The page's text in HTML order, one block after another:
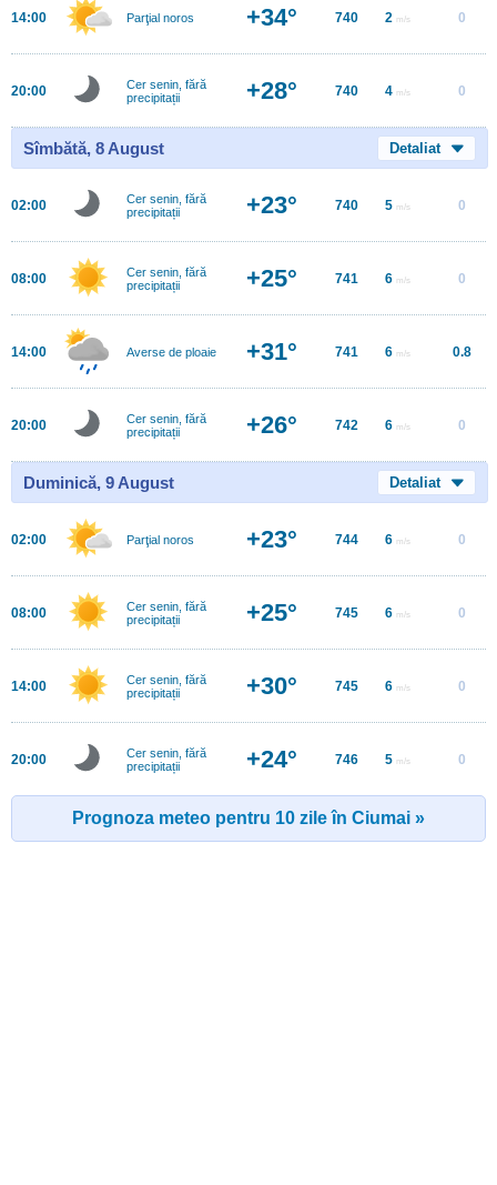
14:00 Parţial noros +34° 740 2 m/s 0
20:00
Cer senin, fără
precipitații
+28° 740 4 m/s 0
Sîmbătă, 8 August Detaliat
02:00
Cer senin, fără
precipitații
+23° 740 5 m/s 0
08:00
Cer senin, fără
precipitații
+25° 741 6 m/s 0
14:00 Averse de ploaie +31° 741 6 m/s 0.8
20:00
Cer senin, fără
precipitații
+26° 742 6 m/s 0
Duminică, 9 August Detaliat
02:00 Parţial noros +23° 744 6 m/s 0
08:00
Cer senin, fără
precipitații
+25° 745 6 m/s 0
14:00
Cer senin, fără
precipitații
+30° 745 6 m/s 0
20:00
Cer senin, fără
precipitații
+24° 746 5 m/s 0
Prognoza meteo pentru 10 zile în Ciumai »